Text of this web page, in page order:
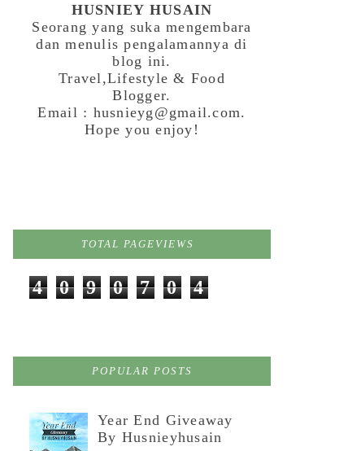
HUSNIEY HUSAIN
Seorang yang suka mengembara
dan menulis pengalamannya di
blog ini.
Travel,Lifestyle & Food
Blogger.
Email : husnieyg@gmail.com.
Hope you enjoy!
TOTAL PAGEVIEWS
4 0 9 0 7 0 4
POPULAR POSTS
Year End Giveaway
By Husnieyhusain